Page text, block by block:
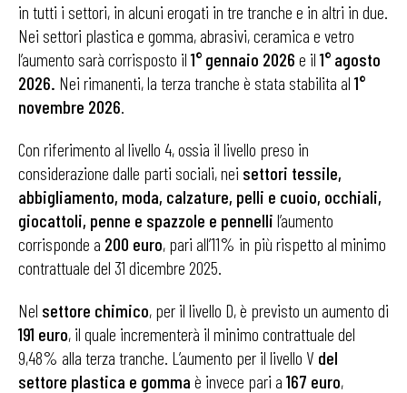
in tutti i settori, in alcuni erogati in tre tranche e in altri in due.
Nei settori plastica e gomma, abrasivi, ceramica e vetro
l’aumento sarà corrisposto il1° gennaio 2026 e il1° agosto
2026. Nei rimanenti, la terza tranche è stata stabilita al1°
novembre 2026.
Con riferimento al livello 4, ossia il livello preso in
considerazione dalle parti sociali, nei settori tessile,
abbigliamento, moda, calzature, pelli e cuoio, occhiali,
giocattoli, penne e spazzole e pennelli l’aumento
corrisponde a 200 euro, pari all’11% in più rispetto al minimo
contrattuale del 31 dicembre 2025.
Nel settore chimico, per il livello D, è previsto un aumento di
191 euro, il quale incrementerà il minimo contrattuale del
9,48% alla terza tranche. L’aumento per il livello V del
settore plastica e gomma è invece pari a167 euro,